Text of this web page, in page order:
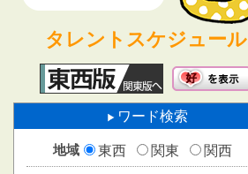
タレントスケジュール
ワード検索
地域 東西 関東 関西